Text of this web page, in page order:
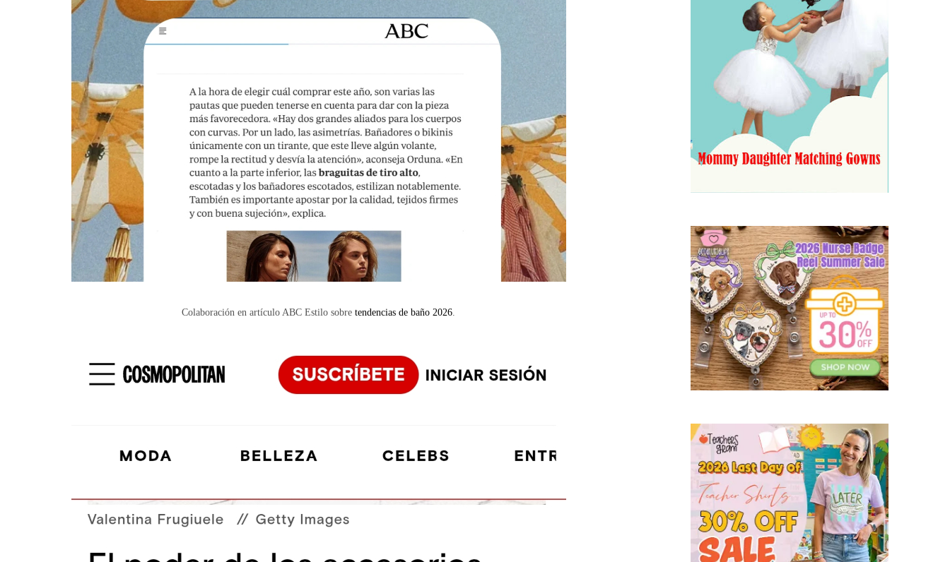
Colaboración en artículo ABC Estilo sobretendencias de baño 2026.